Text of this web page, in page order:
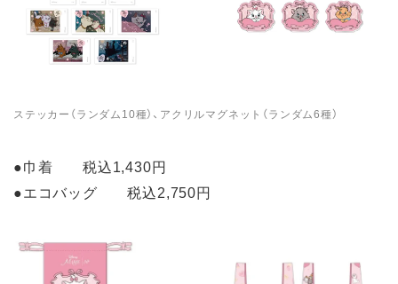
ステッカー（ランダム10種）、アクリルマグネット（ランダム6種）
●巾着 税込1,430円
●エコバッグ 税込2,750円